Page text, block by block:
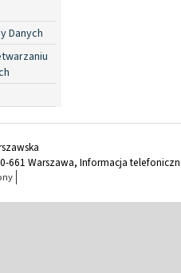
Danych
661 Warszawa, Informacja